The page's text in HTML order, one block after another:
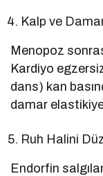
Kalp ve Damar
Menopoz
Kardiyo
dans) kan
damar
Ruh Halini
Endorfin